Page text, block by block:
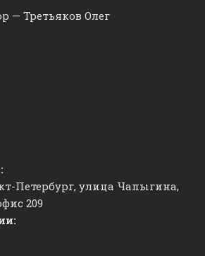
— Третьяков Олег
Петербург, улица Чапыгина,
209